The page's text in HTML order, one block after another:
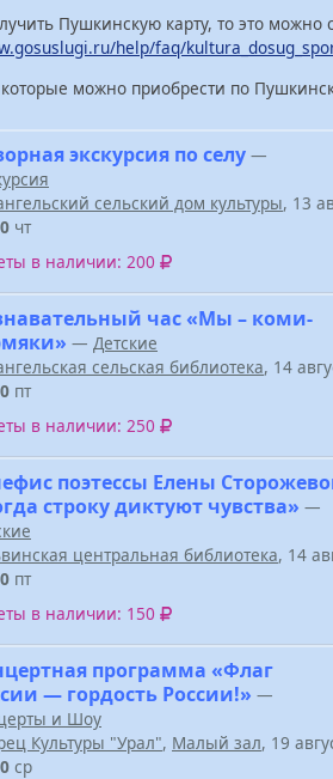
Пушкинскую карту, то это можно
help/faq/
можно приобрести по
экскурсия по селу —
сельский дом культуры, 13
чт
в наличии: 200
час «Мы – коми-
— Детские
сельская библиотека, 14
пт
в наличии: 250
поэтессы Елены
строку диктуют чувства» —
центральная библиотека, 14
пт
в наличии: 150
программа «Флаг
— гордость России!» —
и Шоу
Культуры "Урал", Малый зал, 19
ср